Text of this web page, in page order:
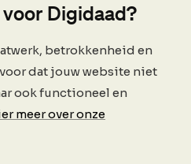
Digidaad?
betrokkenheid en
dat jouw website niet
ook functioneel en
meer over onze